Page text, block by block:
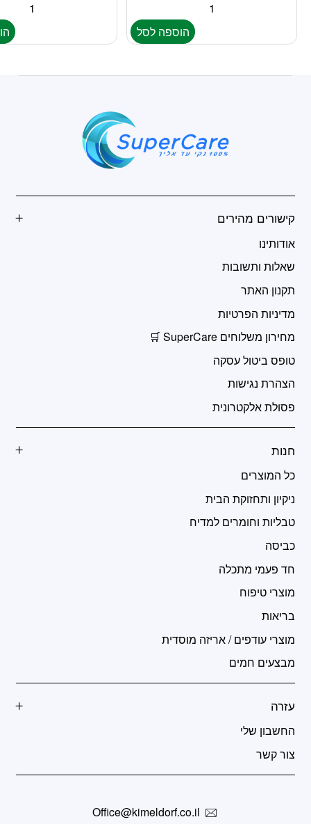
הוספה לסל
קישורים מהירים
אודותינו
שאלות ותשובות
תקנון האתר
מדיניות הפרטיות
מחירון משלוחים SuperCare 🛒
טופס ביטול עסקה
הצהרת נגישות
פסולת אלקטרונית
חנות
כל המוצרים
ניקיון ותחזוקת הבית
טבליות וחומרים למדיח
כביסה
חד פעמי מתכלה
מוצרי טיפוח
בריאות
מוצרי עודפים / אריזה מוסדית
מבצעים חמים
עזרה
החשבון שלי
צור קשר
Office@kimeldorf.co.il